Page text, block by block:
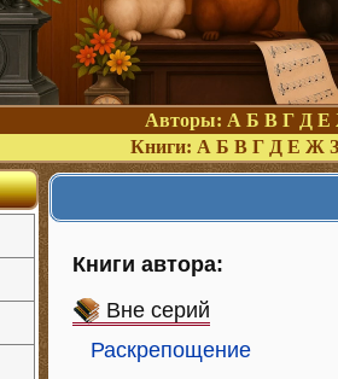
Авторы: А Б В Г Д Е
Книги: А Б В Г Д Е Ж З
Книги автора:
Вне серий
Раскрепощение